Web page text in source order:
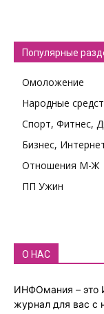
Популярные
Омоложение
Народные
Спорт, Фитнес,
Бизнес,
Отношения М-Ж
ПП Ужин
О НАС
ИНФОмания – это
журнал для вас с